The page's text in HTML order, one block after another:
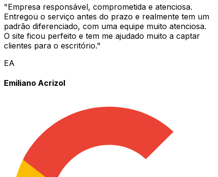
"Empresa responsável, comprometida e atenciosa.
Entregou o serviço antes do prazo e realmente tem um
padrão diferenciado, com uma equipe muito atenciosa.
O site ficou perfeito e tem me ajudado muito a captar
clientes para o escritório."
EA
Emiliano Acrizol